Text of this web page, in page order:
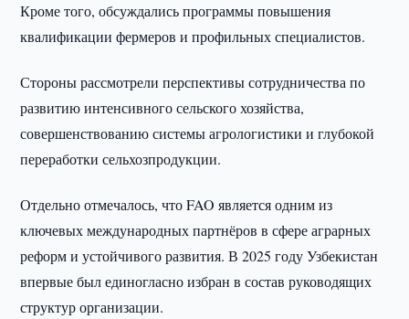
Кроме того, обсуждались программы повышения
квалификации фермеров и профильных специалистов.
Стороны рассмотрели перспективы сотрудничества по
развитию интенсивного сельского хозяйства,
совершенствованию системы агрологистики и глубокой
переработки сельхозпродукции.
Отдельно отмечалось, что FAO является одним из
ключевых международных партнёров в сфере аграрных
реформ и устойчивого развития. В 2025 году Узбекистан
впервые был единогласно избран в состав руководящих
структур организации.